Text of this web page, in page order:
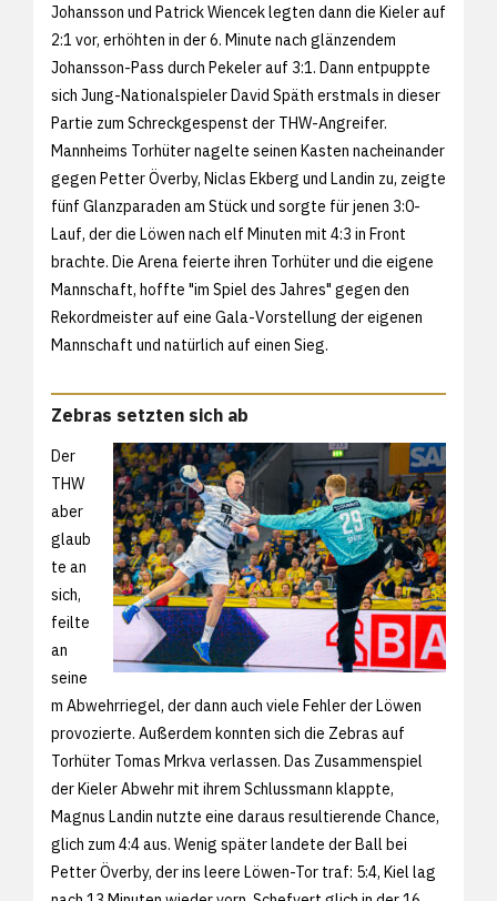
Johansson und Patrick Wiencek legten dann die Kieler auf
2:1 vor, erhöhten in der 6. Minute nach glänzendem
Johansson-Pass durch Pekeler auf 3:1. Dann entpuppte
sich Jung-Nationalspieler David Späth erstmals in dieser
Partie zum Schreckgespenst der THW-Angreifer.
Mannheims Torhüter nagelte seinen Kasten nacheinander
gegen Petter Överby, Niclas Ekberg und Landin zu, zeigte
fünf Glanzparaden am Stück und sorgte für jenen 3:0-
Lauf, der die Löwen nach elf Minuten mit 4:3 in Front
brachte. Die Arena feierte ihren Torhüter und die eigene
Mannschaft, hoffte "im Spiel des Jahres" gegen den
Rekordmeister auf eine Gala-Vorstellung der eigenen
Mannschaft und natürlich auf einen Sieg.
Zebras setzten sich ab
Der
THW
aber
glaub
te an
sich,
feilte
an
seine
m Abwehrriegel, der dann auch viele Fehler der Löwen
provozierte. Außerdem konnten sich die Zebras auf
Torhüter Tomas Mrkva verlassen. Das Zusammenspiel
der Kieler Abwehr mit ihrem Schlussmann klappte,
Magnus Landin nutzte eine daraus resultierende Chance,
glich zum 4:4 aus. Wenig später landete der Ball bei
Petter Överby, der ins leere Löwen-Tor traf: 5:4, Kiel lag